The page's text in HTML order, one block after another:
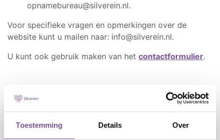
Toestemming Details Over
opnamebureau@silverein.nl.
Voor specifieke vragen en opmerkingen over de
website kunt u mailen naar: info@silverein.nl.
U kunt ook gebruik maken van het contactformulier.